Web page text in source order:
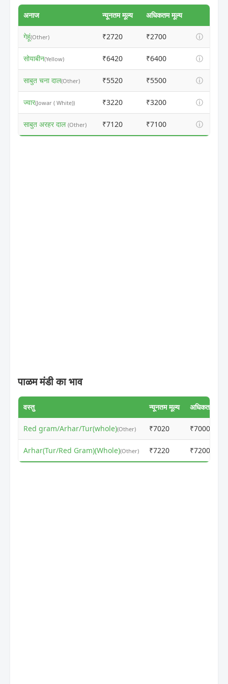
अनाज न्यूनतम मूल्य अधिकतम मूल्य
गेहूं(Other) ₹2720 ₹2700 ⓘ
सोयाबीन(Yellow) ₹6420 ₹6400 ⓘ
साबुत चना दाल(Other) ₹5520 ₹5500 ⓘ
ज्वार(Jowar ( White)) ₹3220 ₹3200 ⓘ
साबुत अरहर दाल (Other) ₹7120 ₹7100 ⓘ
पाळम मंडी का भाव
वस्तु न्यूनतम मूल्य अधिकतम मूल्य
Red gram/Arhar/Tur(whole)(Other) ₹7020 ₹7000
Arhar(Tur/Red Gram)(Whole)(Other) ₹7220 ₹7200